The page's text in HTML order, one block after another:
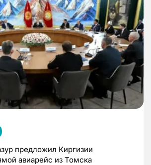
предложил Киргизии
авиарейс из Томска